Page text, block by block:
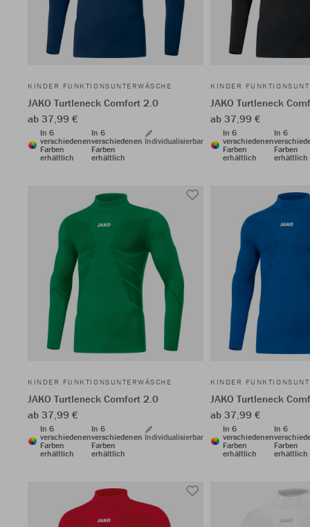
KINDER FUNKTIONSUNTERWÄSCHE
JAKO Turtleneck Comfort 2.0
ab 37,99 €
In 6
verschiedenen
Farben
erhältlich
In 6
verschiedenen
Farben
erhältlich
Individualisierbar
KINDER
JAKO Turtleneck
ab 37,99 €
In 6
verschiedenen
Farben
erhältlich
In 6
Farben
erhältlich
KINDER FUNKTIONSUNTERWÄSCHE
JAKO Turtleneck Comfort 2.0
ab 37,99 €
In 6
verschiedenen
Farben
erhältlich
In 6
verschiedenen
Farben
erhältlich
Individualisierbar
KINDER
JAKO Turtleneck
ab 37,99 €
In 6
verschiedenen
Farben
erhältlich
In 6
Farben
erhältlich